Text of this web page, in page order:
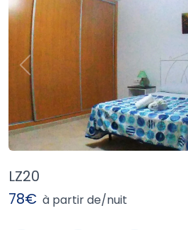
LZ20
78€ à partir de/nuit